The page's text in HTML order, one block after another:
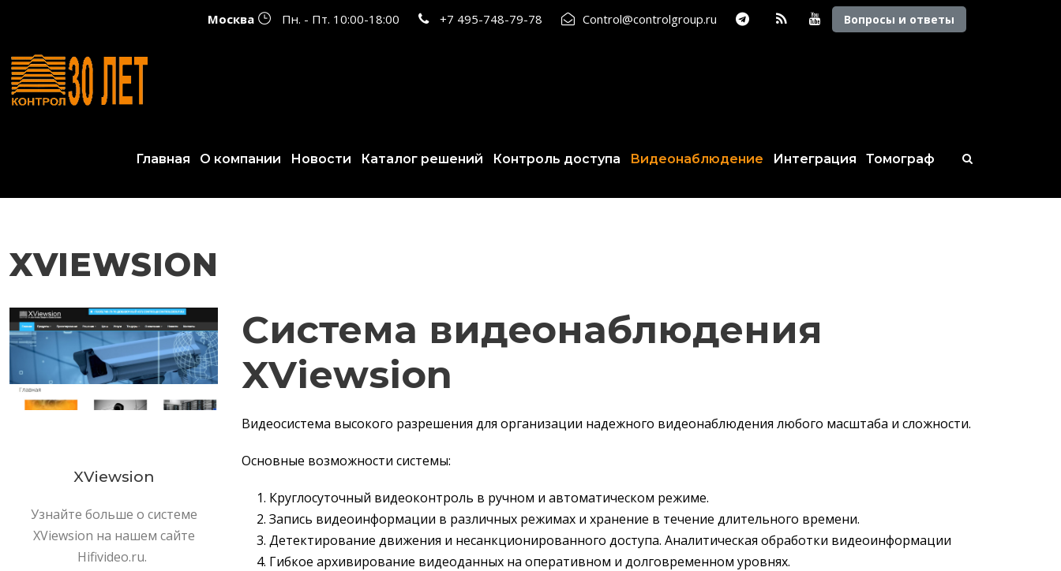
Москва Пн. - Пт. 10:00-18:00 +7 495-748-79-78 Control@controlgroup.ru Вопросы и ответы
Главная О компании Новости Каталог решений Контроль доступа Видеонаблюдение Интеграция Томограф
XVIEWSION
XViewsion
Узнайте больше о системе
XViewsion на нашем сайте
Hifivideo.ru.
Система видеонаблюдения
XViewsion
Видеосистема высокого разрешения для организации надежного видеонаблюдения любого масштаба и сложности.
Основные возможности системы:
Круглосуточный видеоконтроль в ручном и автоматическом режиме.
Запись видеоинформации в различных режимах и хранение в течение длительного времени.
Детектирование движения и несанкционированного доступа. Аналитическая обработки видеоинформации
Гибкое архивирование видеоданных на оперативном и долговременном уровнях.